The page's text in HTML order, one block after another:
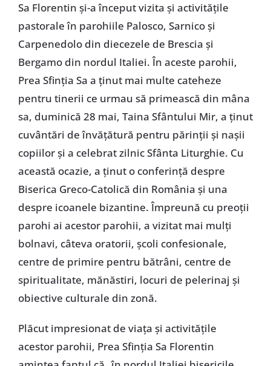
Sa Florentin şi-a început vizita şi activităţile
pastorale în parohiile Palosco, Sarnico şi
Carpenedolo din diecezele de Brescia şi
Bergamo din nordul Italiei. În aceste parohii,
Prea Sfinţia Sa a ţinut mai multe cateheze
pentru tinerii ce urmau să primească din mâna
sa, duminică 28 mai, Taina Sfântului Mir, a ţinut
cuvântări de învăţătură pentru părinţii şi naşii
copiilor şi a celebrat zilnic Sfânta Liturghie. Cu
această ocazie, a ţinut o conferinţă despre
Biserica Greco-Catolică din România şi una
despre icoanele bizantine. Împreună cu preoţii
parohi ai acestor parohii, a vizitat mai mulţi
bolnavi, câteva oratorii, şcoli confesionale,
centre de primire pentru bătrâni, centre de
spiritualitate, mănăstiri, locuri de pelerinaj şi
obiective culturale din zonă.
Plăcut impresionat de viaţa şi activităţile
acestor parohii, Prea Sfinţia Sa Florentin